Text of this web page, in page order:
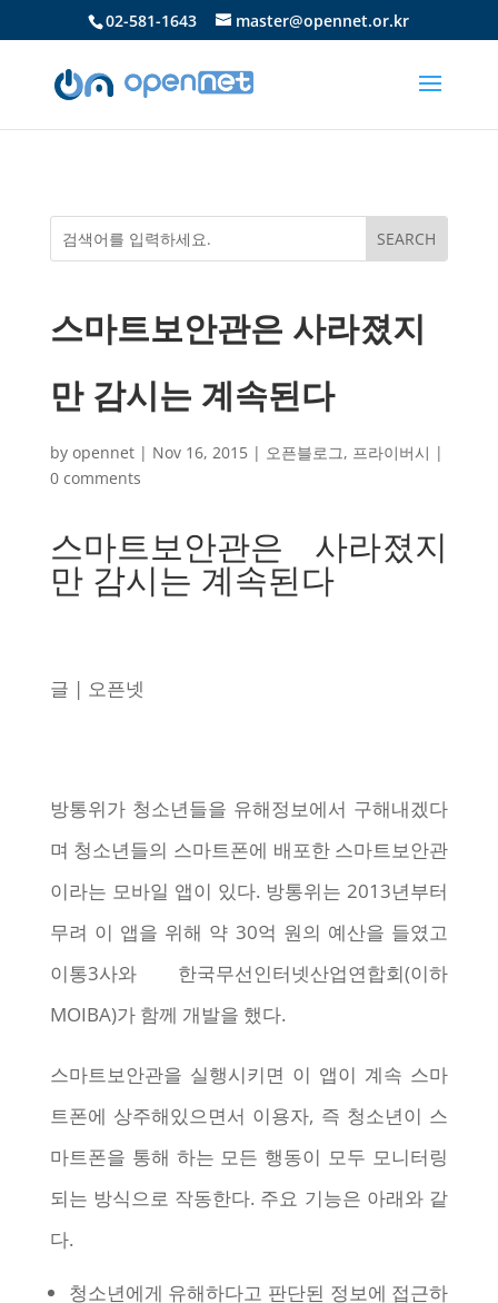
02-581-1643 master@opennet.or.kr
스마트보안관은 사라졌지
만 감시는 계속된다
by opennet| Nov 16, 2015| 오픈블로그, 프라이버시 |
0 comments
스마트보안관은 사라졌지
만 감시는 계속된다
글 | 오픈넷
방통위가 청소년들을 유해정보에서 구해내겠다
며 청소년들의 스마트폰에 배포한 스마트보안관
이라는 모바일 앱이 있다. 방통위는 2013년부터
무려 이 앱을 위해 약 30억 원의 예산을 들였고
이통3사와 한국무선인터넷산업연합회(이하
MOIBA)가 함께 개발을 했다.
스마트보안관을 실행시키면 이 앱이 계속 스마
트폰에 상주해있으면서 이용자, 즉 청소년이 스
마트폰을 통해 하는 모든 행동이 모두 모니터링
되는 방식으로 작동한다. 주요 기능은 아래와 같
다.
청소년에게 유해하다고 판단된 정보에 접근하